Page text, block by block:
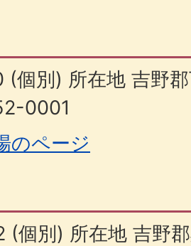
個別) 所在地 吉野
0001
のページ
個別) 所在地 吉野